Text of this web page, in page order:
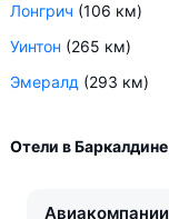
Лонгрич (106 км)
Уинтон (265 км)
Эмералд (293 км)
Отели в Баркалдине
Авиакомпании